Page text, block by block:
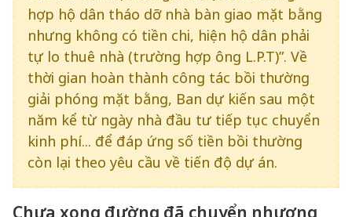
hợp hộ dân tháo dỡ nhà bàn giao mặt bằng
nhưng không có tiền chi, hiện hộ dân phải
tự lo thuê nhà (trường hợp ông L.P.T)”. Về
thời gian hoàn thành công tác bồi thường
giải phóng mặt bằng, Ban dự kiến sau một
năm kể từ ngày nhà đầu tư tiếp tục chuyển
kinh phí... để đáp ứng số tiền bồi thường
còn lại theo yêu cầu về tiến độ dự án.
Chưa xong đường đã chuyển nhượng